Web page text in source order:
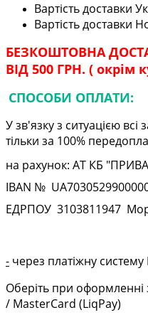
Вартість доставки
Вартість доставки
БЕЗКОШТОВНА
ВІД 500 ГРН. ( окрім
СПОСОБИ ОПЛАТИ:
У зв'язку з ситуацією
тільки за 100%
на рахунок: АТ КБ
IBAN № UA
ЕДРПОУ 3103811947
- через платіжну
Оберіть при оформленні
/ MasterCard (LiqPay)